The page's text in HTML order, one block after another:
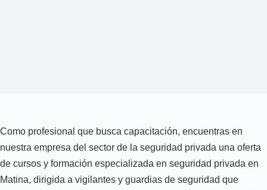
Como profesional que busca capacitación, encuentras en
nuestra empresa del sector de la seguridad privada una oferta
de cursos y formación especializada en seguridad privada en
Matina, dirigida a vigilantes y guardias de seguridad que